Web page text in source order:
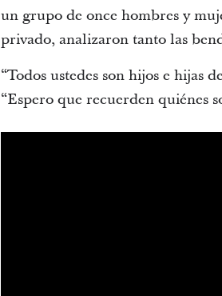
un grupo de once hombres y
privado, analizaron tanto las
“Todos ustedes son hijos e hijas
“Espero que recuerden quiénes